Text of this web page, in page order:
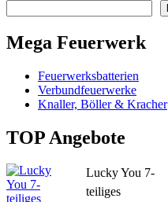
Mega Feuerwerk
Feuerwerksbatterien
Verbundfeuerwerke
Knaller, Böller & Kracher
TOP Angebote
Lucky You 7-
teiliges